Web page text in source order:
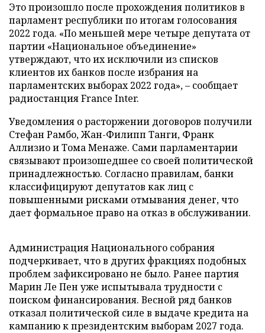
Это произошло после прохождения политиков в
парламент республики по итогам голосования
2022 года. «По меньшей мере четыре депутата от
партии «Национальное объединение»
утверждают, что их исключили из списков
клиентов их банков после избрания на
парламентских выборах 2022 года», – сообщает
радиостанция France Inter.
Уведомления о расторжении договоров получили
Стефан Рамбо, Жан-Филипп Танги, Франк
Аллизио и Тома Менаже. Сами парламентарии
связывают произошедшее со своей политической
принадлежностью. Согласно правилам, банки
классифицируют депутатов как лиц с
повышенными рисками отмывания денег, что
дает формальное право на отказ в обслуживании.
Администрация Национального собрания
подчеркивает, что в других фракциях подобных
проблем зафиксировано не было. Ранее партия
Марин Ле Пен уже испытывала трудности с
поиском финансирования. Весной ряд банков
отказал политической силе в выдаче кредита на
кампанию к президентским выборам 2027 года.